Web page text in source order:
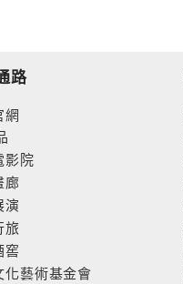
路
網
影院
廊
演
旅
窖
化藝術基金會